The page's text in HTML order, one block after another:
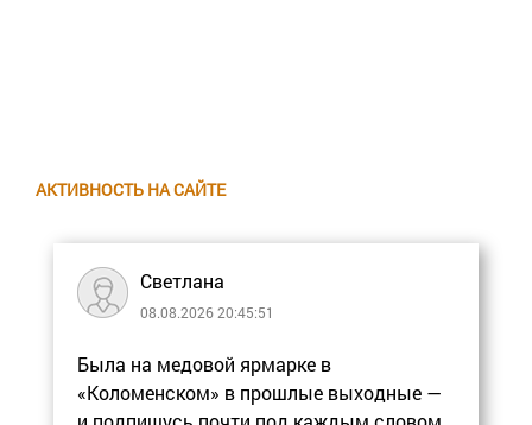
АКТИВНОСТЬ НА САЙТЕ
Светлана
08.08.2026 20:45:51
Была на медовой ярмарке в
«Коломенском» в прошлые выходные —